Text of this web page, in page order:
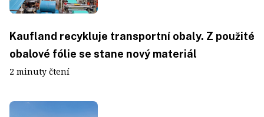
Kaufland recykluje transportní obaly. Z použité
obalové fólie se stane nový materiál
2 minuty čtení